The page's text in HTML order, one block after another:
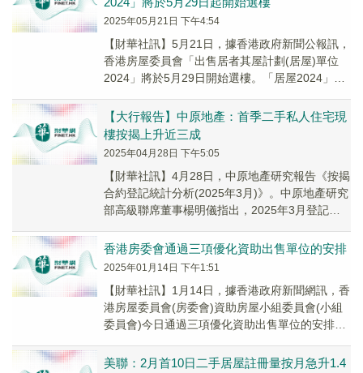
2025年05月21日 下午4:54
【財華社訊】5月21日，據香港政府新聞公報訊，
香港房屋委員會「出售居者其屋計劃(居屋)單位
2024」將於5月29日開始選樓。「居屋2024」推
【大行報告】中原地產：首季二手私人住宅現
樓按揭上升近三成
2025年04月28日 下午5:05
【財華社訊】4月28日，中原地產研究報告《按揭
合約登記統計分析(2025年3月)》。中原地產研究
部高級聯席董事楊明儀指出，2025年3月登記樓
香港房委會通過三項優化資助出售單位的安排
2025年01月14日 下午1:51
【財華社訊】1月14日，據香港政府新聞網訊，香
港房屋委員會(房委會)資助房屋小組委員會(小組
委員會)今日通過三項優化資助出售單位的安排，
美聯：2月首10日二手居屋註冊量按月急升1.4